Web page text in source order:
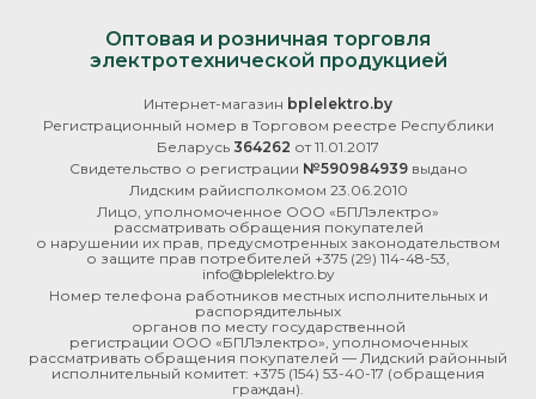
Оптовая и розничная торговля
электротехнической продукцией
Интернет-магазин bplelektro.by
Регистрационный номер в Торговом реестре Республики
Беларусь 364262 от 11.01.2017
Свидетельство о регистрации №590984939выдано
Лидским райисполкомом 23.06.2010
Лицо, уполномоченное ООО «БПЛэлектро»
рассматривать обращения покупателей
о нарушении их прав, предусмотренных законодательством
о защите прав потребителей +375 (29) 114-48-53
info@bplelektro.by
Номер телефона работников местных исполнительных и
распорядительных
органов по месту государственной
регистрации ООО «БПЛэлектро», уполномоченных
рассматривать обращения покупателей — Лидский районный
исполнительный комитет: +375 (154) 53-40-17 (обращения
граждан).